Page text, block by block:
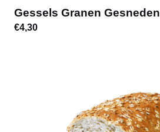
Gessels Granen Gesneden
€4,30